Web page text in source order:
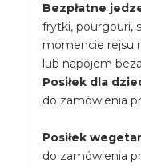
Bezpłatne
frytki, pourgouri,
momencie rejsu
lub napojem
Posiłek dla
do zamówienia
Posiłek
do zamówienia